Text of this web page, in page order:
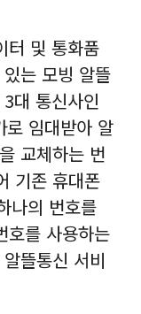
터 및 통화품
는 모빙 알뜰
대 통신사인
임대받아 알
교체하는 번
기존 휴대폰
나의 번호를
호를 사용하는
뜰통신 서비